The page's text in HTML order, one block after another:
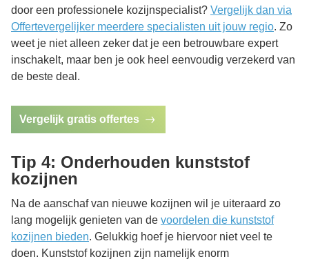
door een professionele kozijnspecialist? Vergelijk dan via
Offertevergelijker meerdere specialisten uit jouw regio. Zo
weet je niet alleen zeker dat je een betrouwbare expert
inschakelt, maar ben je ook heel eenvoudig verzekerd van
de beste deal.
Vergelijk gratis offertes
Tip 4: Onderhouden kunststof
kozijnen
Na de aanschaf van nieuwe kozijnen wil je uiteraard zo
lang mogelijk genieten van de voordelen die kunststof
kozijnen bieden. Gelukkig hoef je hiervoor niet veel te
doen. Kunststof kozijnen zijn namelijk enorm